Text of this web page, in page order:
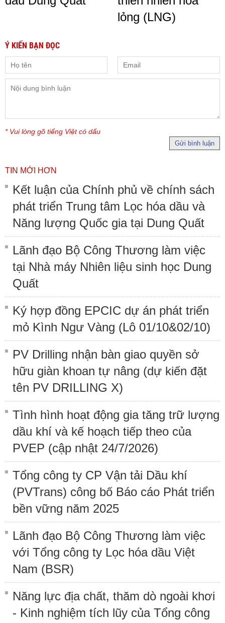
lỏng (LNG)
Ý KIẾN BẠN ĐỌC
* Vui lòng gõ tiếng Việt có dấu
Gửi bình luận
TIN MỚI HƠN
Kết luận của Chính phủ về chính sách
phát triển Trung tâm Lọc hóa dầu và
Năng lượng Quốc gia tại Dung Quất
Lãnh đạo Bộ Công Thương làm việc
tại Nhà máy Nhiên liệu sinh học Dung
Quất
Ký hợp đồng EPCIC dự án phát triển
mỏ Kình Ngư Vàng (Lô 01/10&02/10)
PV Drilling nhận bàn giao quyền sở
hữu giàn khoan tự nâng (dự kiến đặt
tên PV DRILLING X)
Tình hình hoạt động gia tăng trữ lượng
dầu khí và kế hoạch tiếp theo của
PVEP (cập nhật 24/7/2026)
Tổng công ty CP Vận tải Dầu khí
(PVTrans) công bố Báo cáo Phát triển
bền vững năm 2025
Lãnh đạo Bộ Công Thương làm việc
với Tổng công ty Lọc hóa dầu Việt
Nam (BSR)
Năng lực địa chất, thăm dò ngoài khơi
- Kinh nghiệm tích lũy của Tổng công